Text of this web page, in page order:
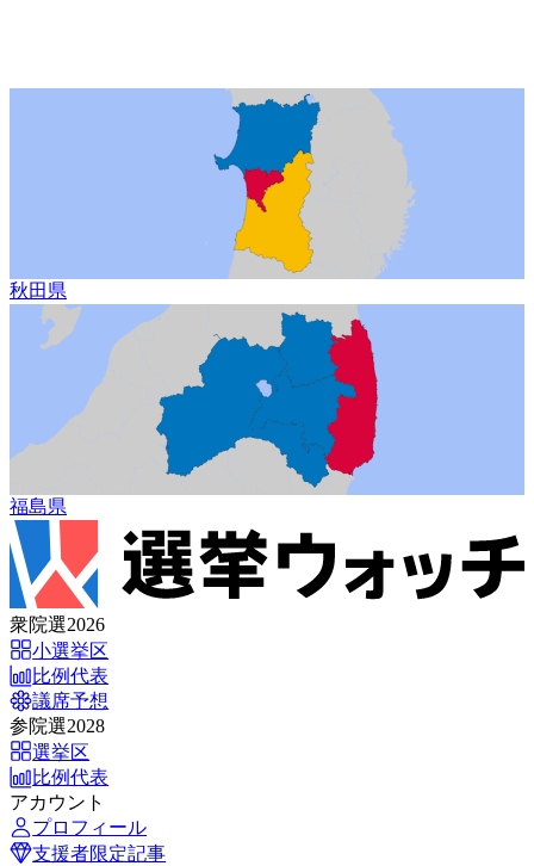
秋田県
福島県
衆院選2026
小選挙区
比例代表
議席予想
参院選2028
選挙区
比例代表
アカウント
プロフィール
支援者限定記事